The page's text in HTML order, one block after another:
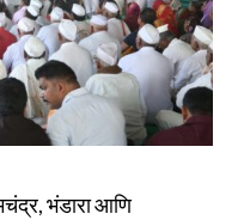
भंडारा आणि